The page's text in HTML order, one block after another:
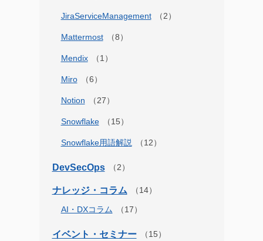
JiraServiceManagement
Mattermost
Mendix
Miro
Notion
Snowflake
Snowflake用語解説
DevSecOps
ナレッジ・コラム
AI・DXコラム
イベント・セミナー